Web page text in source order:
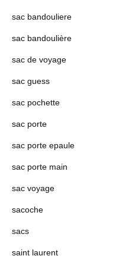
sac bandouliere
sac bandoulière
sac de voyage
sac guess
sac pochette
sac porte
sac porte epaule
sac porte main
sac voyage
sacoche
sacs
saint laurent